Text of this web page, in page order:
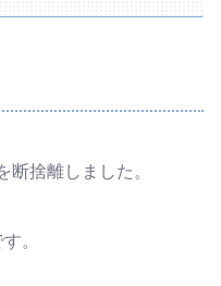
捨離しました。
。